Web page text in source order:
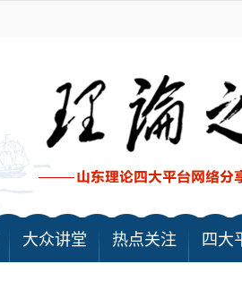
大众讲堂 热点关注 四大